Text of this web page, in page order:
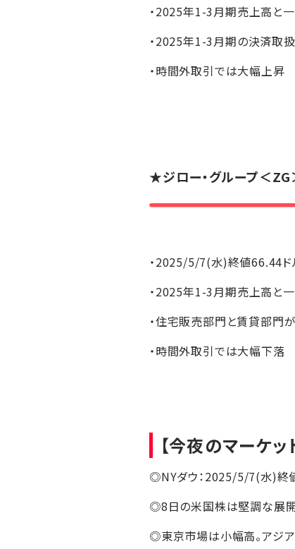
・2025年1-3月期売上高と
・2025年1-3月期の決済取
・時間外取引では大幅上昇
★ジロー・グループ＜ZG
・2025/5/7(水)終値66.44ド
・2025年1-3月期売上高と
・住宅販売部門と賃貸部門
・時間外取引では大幅下落
【今夜のマーケッ
◎NYダウ：2025/5/7(水)終
◎8日の米国株は堅調な展
◎東京市場は小幅高。アジ